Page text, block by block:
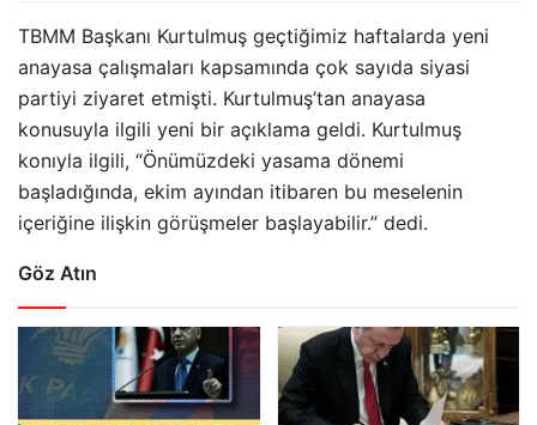
TBMM Başkanı Kurtulmuş geçtiğimiz haftalarda yeni
anayasa çalışmaları kapsamında çok sayıda siyasi
partiyi ziyaret etmişti. Kurtulmuş’tan anayasa
konusuyla ilgili yeni bir açıklama geldi. Kurtulmuş
konıyla ilgili, “Önümüzdeki yasama dönemi
başladığında, ekim ayından itibaren bu meselenin
içeriğine ilişkin görüşmeler başlayabilir.” dedi.
Göz Atın